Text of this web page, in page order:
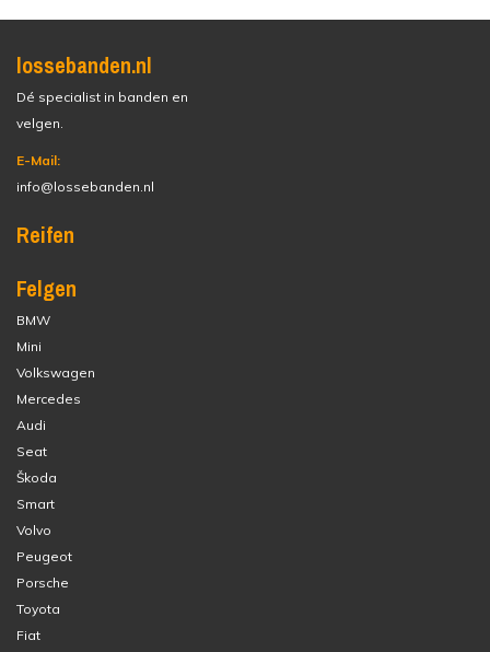
lossebanden.nl
Dé specialist in banden en
velgen.
E-Mail:
info@lossebanden.nl
Reifen
Felgen
BMW
Mini
Volkswagen
Mercedes
Audi
Seat
Škoda
Smart
Volvo
Peugeot
Porsche
Toyota
Fiat